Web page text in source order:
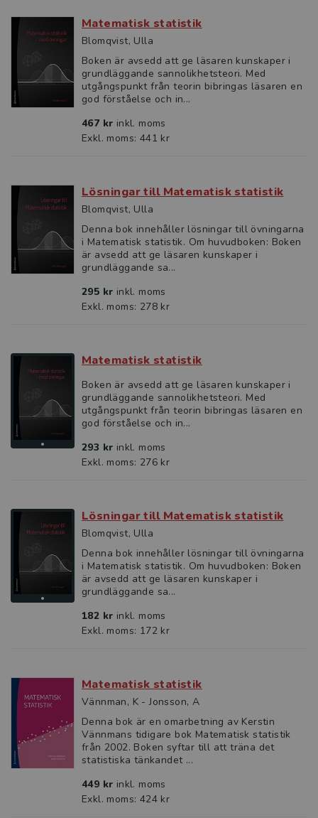
Matematisk statistik
Blomqvist, Ulla
Boken är avsedd att ge läsaren kunskaper i
grundläggande sannolikhetsteori. Med
utgångspunkt från teorin bibringas läsaren en
god förståelse och in...
467 kr inkl. moms
Exkl. moms: 441 kr
Lösningar till Matematisk statistik
Blomqvist, Ulla
Denna bok innehåller lösningar till övningarna
i Matematisk statistik. Om huvudboken: Boken
är avsedd att ge läsaren kunskaper i
grundläggande sa...
295 kr inkl. moms
Exkl. moms: 278 kr
Matematisk statistik
Boken är avsedd att ge läsaren kunskaper i
grundläggande sannolikhetsteori. Med
utgångspunkt från teorin bibringas läsaren en
god förståelse och in...
293 kr inkl. moms
Exkl. moms: 276 kr
Lösningar till Matematisk statistik
Blomqvist, Ulla
Denna bok innehåller lösningar till övningarna
i Matematisk statistik. Om huvudboken: Boken
är avsedd att ge läsaren kunskaper i
grundläggande sa...
182 kr inkl. moms
Exkl. moms: 172 kr
Matematisk statistik
Vännman, K - Jonsson, A
Denna bok är en omarbetning av Kerstin
Vännmans tidigare bok Matematisk statistik
från 2002. Boken syftar till att träna det
statistiska tänkandet ...
449 kr inkl. moms
Exkl. moms: 424 kr